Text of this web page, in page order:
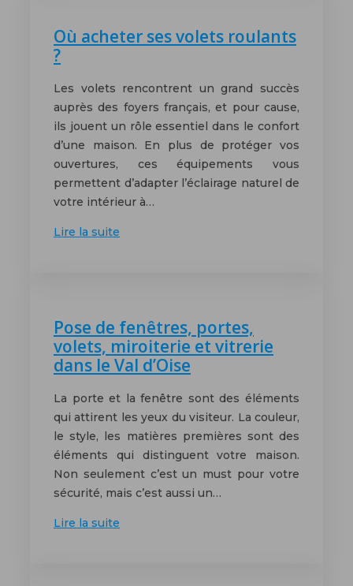
Où acheter ses volets roulants
?
Les volets rencontrent un grand succès
auprès des foyers français, et pour cause,
ils jouent un rôle essentiel dans le confort
d’une maison. En plus de protéger vos
ouvertures, ces équipements vous
permettent d’adapter l’éclairage naturel de
votre intérieur à…
Lire la suite
Pose de fenêtres, portes,
volets, miroiterie et vitrerie
dans le Val d’Oise
La porte et la fenêtre sont des éléments
qui attirent les yeux du visiteur. La couleur,
le style, les matières premières sont des
éléments qui distinguent votre maison.
Non seulement c’est un must pour votre
sécurité, mais c’est aussi un…
Lire la suite